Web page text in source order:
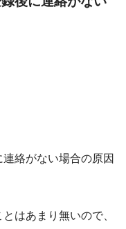
絡がない場合の原因
はあまり無いので、